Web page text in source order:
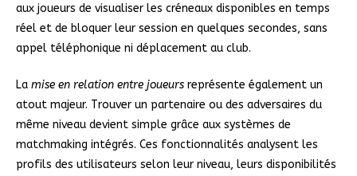
aux joueurs de visualiser les créneaux disponibles en temps
réel et de bloquer leur session en quelques secondes, sans
appel téléphonique ni déplacement au club.
La mise en relation entre joueurs représente également un
atout majeur. Trouver un partenaire ou des adversaires du
même niveau devient simple grâce aux systèmes de
matchmaking intégrés. Ces fonctionnalités analysent les
profils des utilisateurs selon leur niveau, leurs disponibilités